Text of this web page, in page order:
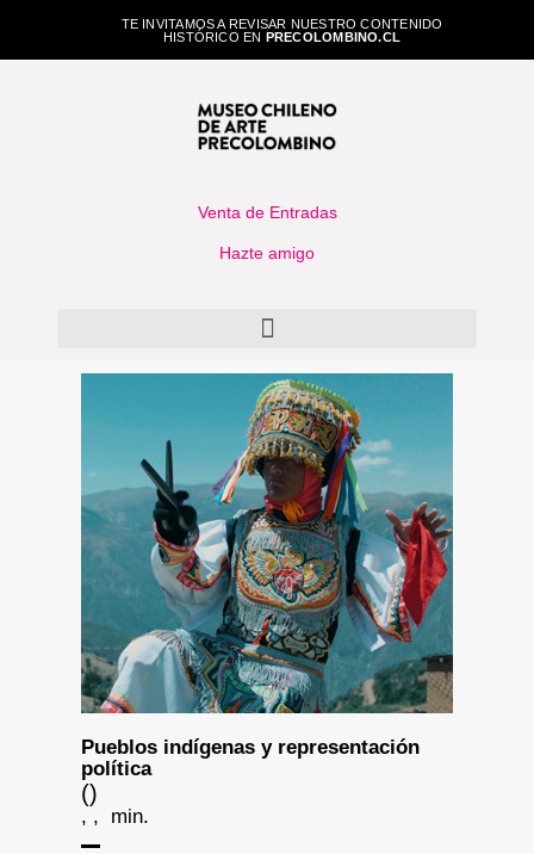
TE INVITAMOS A REVISAR NUESTRO CONTENIDO
HISTÓRICO EN PRECOLOMBINO.CL
Venta de Entradas
Hazte amigo
Pueblos indígenas y representación
política
()
, , min.